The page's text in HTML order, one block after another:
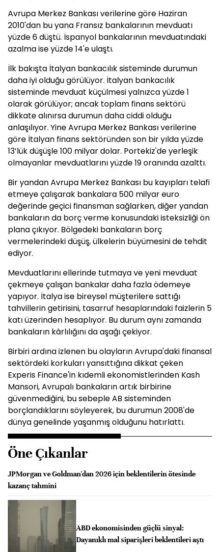
Avrupa Merkez Bankası verilerine göre Haziran
2010'dan bu yana Fransız bankalarının mevduatı
yüzde 6 düştü. İspanyol bankalarının mevduatındaki
azalma ise yüzde 14'e ulaştı.
İlk bakışta İtalyan bankacılık sisteminde durumun
daha iyi olduğu görülüyor. İtalyan bankacılık
sisteminde mevduat küçülmesi yalnızca yüzde 1
olarak görülüyor; ancak toplam finans sektörü
dikkate alınırsa durumun daha ciddi olduğu
anlaşılıyor. Yine Avrupa Merkez Bankası verilerine
göre İtalyan finans sektöründen son bir yılda yüzde
13’lük düşüşle 100 milyar dolar. Portekiz'de yerleşik
olmayanlar mevduatlarını yüzde 19 oranında azalttı.
Bir yandan Avrupa Merkez Bankası bu kayıpları telafi
etmeye çalışarak bankalara 500 milyar euro
değerinde geçici finansman sağlarken, diğer yandan
bankaların da borç verme konusundaki isteksizliği ön
plana çıkıyor. Bölgedeki bankaların borç
vermelerindeki düşüş, ülkelerin büyümesini de tehdit
ediyor.
Mevduatlarını ellerinde tutmaya ve yeni mevduat
çekmeye çalışan bankalar daha fazla ödemeye
yapıyor. İtalya ise bireysel müşterilere sattığı
tahvillerin getirisini, tasarruf hesaplarındaki faizlerin 5
katı üzerinden hesaplıyor. Bu durum aynı zamanda
bankaların kârlılığını da aşağı çekiyor.
Birbiri ardına izlenen bu olayların Avrupa'daki finansal
sektördeki korkuları yansıttığına dikkat çeken
Experis Finance'in kıdemli ekonomistlerinden Kash
Mansori, Avrupalı bankaların artık birbirine
güvenmediğini, bu sebeple AB sisteminden
borçlandıklarını söyleyerek, bu durumun 2008'de
dünya genelinde yaşanmış olduğunu hatırlattı.
Öne Çıkanlar
JPMorgan ve Goldman'dan 2026 için beklentilerin ötesinde
kazanç tahmini
ABD ekonomisinden güçlü sinyal:
Dayanıklı mal siparişleri beklentileri aştı